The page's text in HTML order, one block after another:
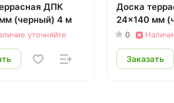
ДПК
(черный) 4 м
уточняйте
Доска
24x140 мм
0
Заказать